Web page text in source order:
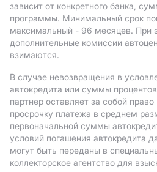
зависит от конкретного банка,
программы. Минимальный срок
максимальный - 96 месяцев. При
дополнительные комиссии
взимаются.
В случае невозвращения в
автокредита или суммы
партнер оставляет за собой
просрочку платежа в среднем
первоначальной суммы
условий погашения автокредита
могут быть переданы в
коллекторское агентство для